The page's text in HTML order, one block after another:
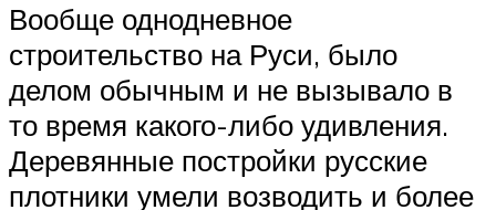
Вообще однодневное
строительство на Руси, было
делом обычным и не вызывало в
то время какого-либо удивления.
Деревянные постройки русские
плотники умели возводить и более